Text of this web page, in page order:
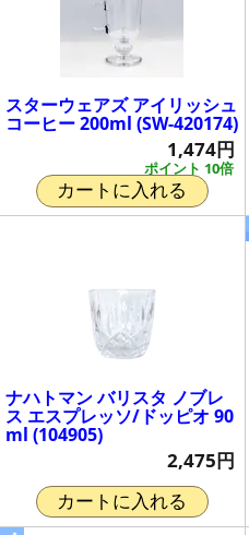
スターウェアズ アイリッシュ
コーヒー 200ml (SW-420174)
ポイント 10倍
1,474円
カートに入れる
ナハトマン バリスタ ノブレ
ス エスプレッソ/ドッピオ 90
ml (104905)
2,475円
カートに入れる